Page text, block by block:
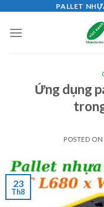
content
PALLET
Ứng dụng
POSTED ON
23
Th8